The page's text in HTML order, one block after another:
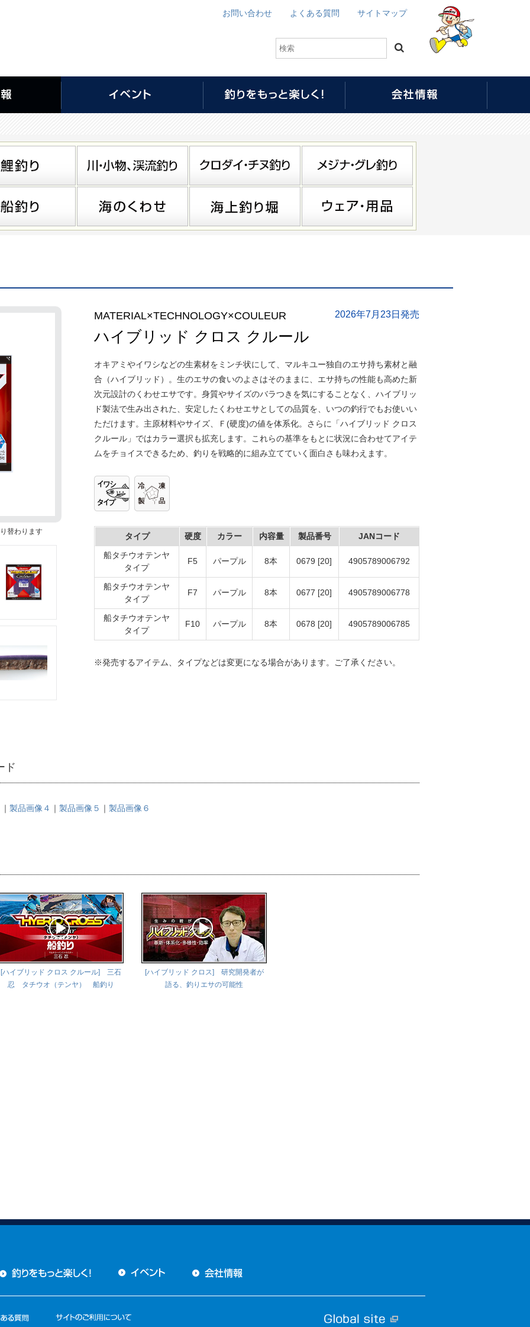
お問い合わせ よくある質問 サイトマップ
替わります
MATERIAL×TECHNOLOGY×COULEUR 2026年7月23日発売
ハイブリッド クロス クルール
オキアミやイワシなどの生素材をミンチ状にして、マルキユー独自のエサ持ち素材と融
合（ハイブリッド）。生のエサの食いのよさはそのままに、エサ持ちの性能も高めた新
次元設計のくわせエサです。身質やサイズのバラつきを気にすることなく、ハイブリッ
ド製法で生み出された、安定したくわせエサとしての品質を、いつの釣行でもお使いい
ただけます。主原材料やサイズ、Ｆ(硬度)の値を体系化。さらに「ハイブリッド クロス
クルール」ではカラー選択も拡充します。これらの基準をもとに状況に合わせてアイテ
ムをチョイスできるため、釣りを戦略的に組み立てていく面白さも味わえます。
タイプ 硬度 カラー 内容量 製品番号
JANコード
船タチウオテンヤ
タイプ
F5 パープル 8本 0679 [20] 4905789006792
船タチウオテンヤ
タイプ
F7 パープル 8本 0677 [20] 4905789006778
船タチウオテンヤ
タイプ
F10 パープル 8本 0678 [20] 4905789006785
※発売するアイテム、タイプなどは変更になる場合があります。ご了承ください。
ド
｜ 製品画像４ ｜ 製品画像５ ｜ 製品画像６
[ハイブリッド クロス クルール] 三石
忍 タチウオ（テンヤ） 船釣り
[ハイブリッド クロス] 研究開発者が
語る、釣りエサの可能性